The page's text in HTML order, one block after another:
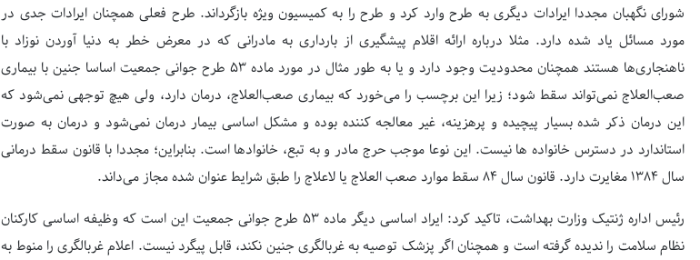
شورای نگهبان مجددا ایرادات دیگری به طرح وارد کرد و طرح را به کمیسیون ویژه بازگرداند. طرح فعلی همچنان ایرادات جدی در
مورد مسائل یاد شده دارد. مثلا درباره ارائه اقلام پیشگیری از بارداری به مادرانی که در معرض خطر به دنیا آوردن نوزاد با
ناهنجاری‌ها هستند همچنان محدودیت وجود دارد و یا به طور مثال در مورد ماده ۵۳ طرح جوانی جمعیت اساسا جنین با بیماری
صعب‌العلاج نمی‌تواند سقط شود؛ زیرا این برچسب را می‌خورد که بیماری صعب‌العلاج، درمان دارد، ولی هیچ توجهی نمی‌شود که
این درمان ذکر شده بسیار پیچیده و پرهزینه، غیر معالجه کننده بوده و مشکل اساسی بیمار درمان نمی‌شود و درمان به صورت
استاندارد در دسترس خانواده ها نیست. این نوعا موجب حرج مادر و به تبع، خانوادها است. بنابراین؛ مجددا با قانون سقط درمانی
سال ۱۳۸۴ مغایرت دارد. قانون سال ۸۴ سقط موارد صعب العلاج یا لاعلاج را طبق شرایط عنوان شده مجاز می‌داند.
رئیس اداره ژنتیک وزارت بهداشت، تاکید کرد: ایراد اساسی دیگر ماده ۵۳ طرح جوانی جمعیت این است که وظیفه اساسی کارکنان
نظام سلامت را ندیده گرفته است و همچنان اگر پزشک توصیه به غربالگری جنین نکند، قابل پیگرد نیست. اعلام غربالگری را منوط به